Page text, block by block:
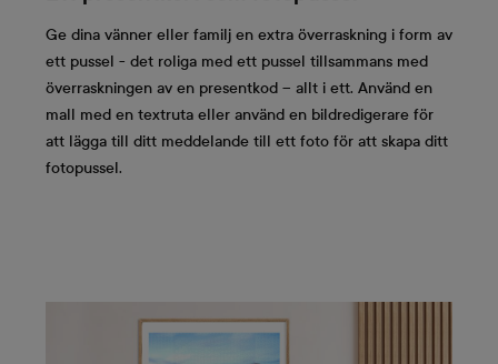
Ge dina vänner eller familj en extra överraskning i form av
ett pussel - det roliga med ett pussel tillsammans med
överraskningen av en presentkod – allt i ett. Använd en
mall med en textruta eller använd en bildredigerare för
att lägga till ditt meddelande till ett foto för att skapa ditt
fotopussel.